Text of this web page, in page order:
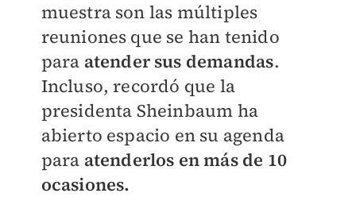
muestra son las múltiples
reuniones que se han tenido
para atender sus demandas.
Incluso, recordó que la
presidenta Sheinbaum ha
abierto espacio en su agenda
para atenderlos en más de 10
ocasiones.